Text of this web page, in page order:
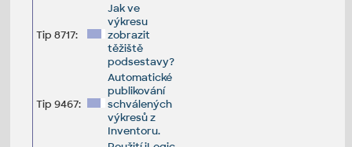
Tip 8717:
Jak ve
výkresu
zobrazit
těžiště
podsestavy?
Tip 9467:
Automatické
publikování
schválených
výkresů z
Inventoru.